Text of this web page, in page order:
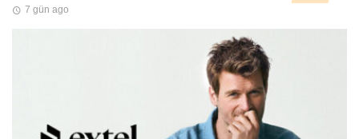
7 gün ago